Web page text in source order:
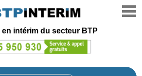
en intérim du secteur BTP